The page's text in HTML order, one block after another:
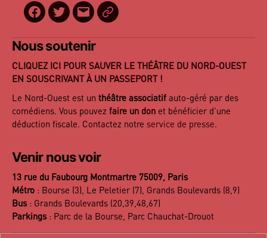
Facebook
Twitter
E-
mail
BilletReduc
Nous soutenir
CLIQUEZ ICI POUR SAUVER LE THÉÂTRE DU NORD-OUEST
EN SOUSCRIVANT À UN PASSEPORT !
Le Nord-Ouest est un théâtre associatif auto-géré par des
comédiens. Vous pouvez faire un don et bénéficier d’une
déduction fiscale. Contactez notre service de presse.
Venir nous voir
13 rue du Faubourg Montmartre 75009, Paris
Métro : Bourse (3), Le Peletier (7), Grands Boulevards (8,9)
Bus: Grands Boulevards (20,39,48,67)
Parkings: Parc de la Bourse, Parc Chauchat-Drouot